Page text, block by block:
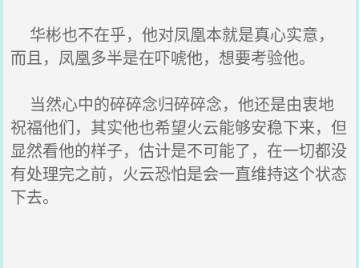
华彬也不在乎，他对凤凰本就是真心实意，
而且，凤凰多半是在吓唬他，想要考验他。
当然心中的碎碎念归碎碎念，他还是由衷地
祝福他们，其实他也希望火云能够安稳下来，但
显然看他的样子，估计是不可能了，在一切都没
有处理完之前，火云恐怕是会一直维持这个状态
下去。